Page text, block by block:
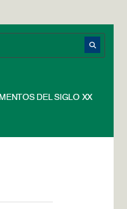
DEL SIGLO XX